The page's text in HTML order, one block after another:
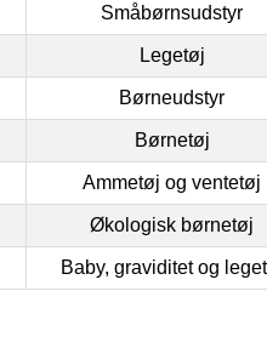
Småbørnsudstyr
Legetøj
Børneudstyr
Børnetøj
Ammetøj og ventetøj
Økologisk børnetøj
Baby, graviditet og